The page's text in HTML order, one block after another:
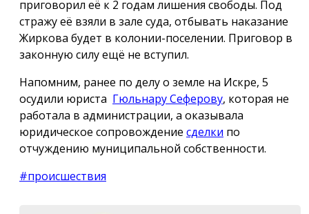
приговорил её к 2 годам лишения свободы. Под
стражу её взяли в зале суда, отбывать наказание
Жиркова будет в колонии-поселении. Приговор в
законную силу ещё не вступил.
Напомним, ранее по делу о земле на Искре, 5
осудили юриста Гюльнару Сеферову, которая не
работала в администрации, а оказывала
юридическое сопровождение сделки по
отчуждению муниципальной собственности.
#происшествия